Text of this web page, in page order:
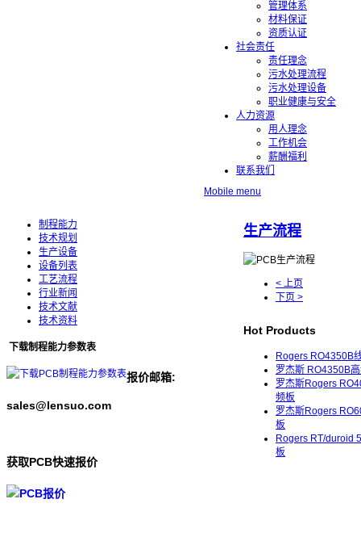
管理体系
材料保证
资质认证
社会责任
责任理念
污水处理流程
污水处理设备
职业健康与安全
人力资源
用人理念
工作机会
薪酬福利
联系我们
Mobile menu
制程能力
技术规划
生产设备
设备列表
工艺流程
行业新闻
技术文献
技术资料
下载制程能力参数表
报价邮箱:
sales@lensuo.com
获取PCB快速报价
生产流程
< 上页
下页 >
Hot Products
Rogers RO4350B
罗杰斯 RO4350B
罗杰斯Rogers
频板
罗杰斯Rogers
板
Rogers RT/duroid
板